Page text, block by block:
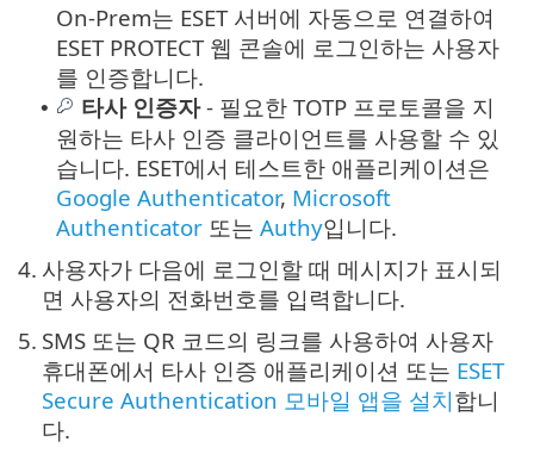
On-Prem는 ESET 서버에 자동으로 연결하여
ESET PROTECT 웹 콘솔에 로그인하는 사용자
를 인증합니다.
• 타사 인증자- 필요한 TOTP 프로토콜을 지
원하는 타사 인증 클라이언트를 사용할 수 있
습니다. ESET에서 테스트한 애플리케이션은
Google Authenticator, Microsoft
Authenticator 또는 Authy입니다.
4. 사용자가 다음에 로그인할 때 메시지가 표시되
면 사용자의 전화번호를 입력합니다.
5. SMS 또는 QR 코드의 링크를 사용하여 사용자
휴대폰에서 타사 인증 애플리케이션 또는 ESET
Secure Authentication 모바일 앱을 설치합니
다.